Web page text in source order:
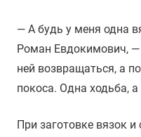
— А будь у меня одна
Роман Евдокимович, —
ней возвращаться, а
покоса. Одна ходьба, а
При заготовке вязок